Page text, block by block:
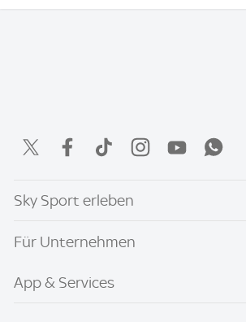
Sky Sport erleben
Für Unternehmen
App & Services